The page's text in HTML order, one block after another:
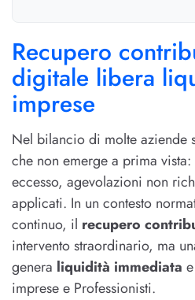
Recupero
digitale libera
imprese
Nel bilancio di molte aziende
che non emerge a prima
eccesso, agevolazioni non
applicati. In un contesto
continuo, il recupero
intervento straordinario, ma
genera liquidità immediata
imprese e Professionisti.